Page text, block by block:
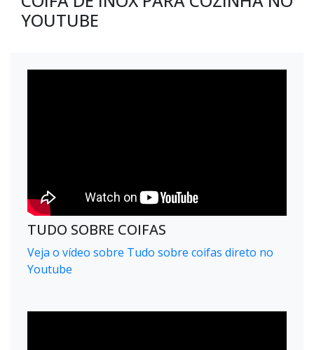
YOUTUBE
TUDO SOBRE COIFAS
Veja o vídeo sobre Tudo sobre coifas direto no
Youtube